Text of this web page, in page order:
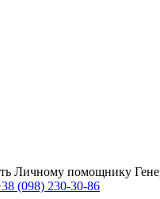
Личному помощнику
(098) 230-30-86